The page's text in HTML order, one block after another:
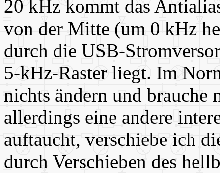
20 kHz kommt das
von der Mitte (um 0 kHz
durch die USB-
5-kHz-Raster liegt. Im
nichts ändern und brauche
allerdings eine andere
auftaucht, verschiebe ich
durch Verschieben des